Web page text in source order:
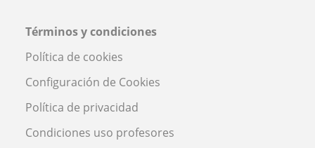
Términos y condiciones
Política de cookies
Configuración de Cookies
Política de privacidad
Condiciones uso profesores